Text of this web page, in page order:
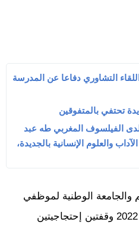
التشاوري دفاعا عن المدرسة
تحتفي بالمتفوقين
لدى الفيلسوف المغربي طه عبد
والعلوم الإنسانية بالجديدة،
والجامعة الوطنية لموظفي
التعليم يومه الجمعة 30 دجنبر 2022 وقفتين إحتجاجيتين